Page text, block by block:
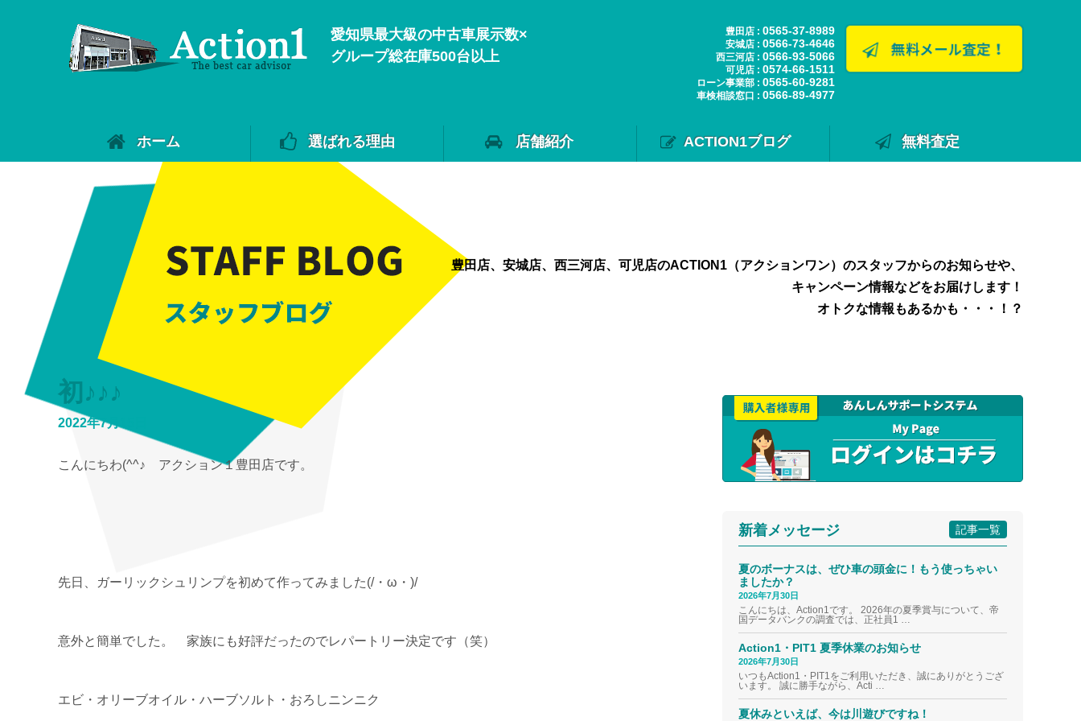
愛知県最大級の中古車展示数×
グループ総在庫500台以上
豊田店 : 0565-37-8989
安城店 : 0566-73-4646
西三河店 : 0566-93-5066
可児店 : 0574-66-1511
ローン事業部 : 0565-60-9281
車検相談窓口 : 0566-89-4977
ホーム 選ばれる理由 店舗紹介 ACTION1ブログ 無料査定
豊田店、安城店、西三河店、可児店のACTION1（アクションワン）のスタッフからのお知らせや、
キャンペーン情報などをお届けします！
オトクな情報もあるかも・・・！？
初♪♪♪
2022年7月15日
こんにちわ(^^♪ アクション１豊田店です。
先日、ガーリックシュリンプを初めて作ってみました(/・ω・)/
意外と簡単でした。 家族にも好評だったのでレパートリー決定です（笑）
エビ・オリーブオイル・ハーブソルト・おろしニンニク
記事一覧
新着メッセージ
夏のボーナスは、ぜひ車の頭金に！もう使っちゃい
ましたか？
2026年7月30日
こんにちは、Action1です。 2026年の夏季賞与について、帝
国データバンクの調査では、正社員1 …
Action1・PIT1 夏季休業のお知らせ
2026年7月30日
いつもAction1・PIT1をご利用いただき、誠にありがとうござ
います。 誠に勝手ながら、Acti …
夏休みといえば、今は川遊びですね！